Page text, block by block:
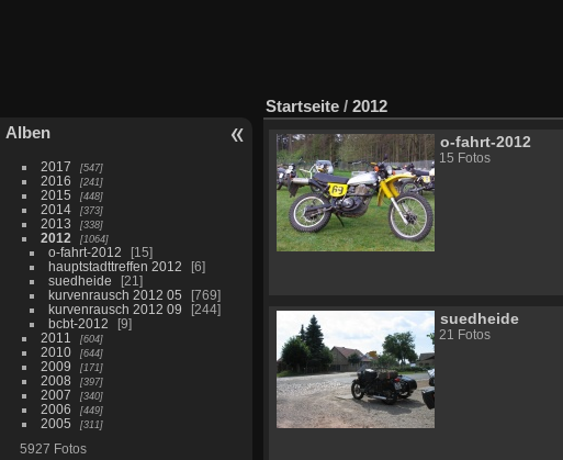
Alben
2017 547
2016 241
2015 448
2014 373
2013 338
2012 1064
o-fahrt-2012
15
hauptstadttreffen 2012
6
suedheide
21
kurvenrausch 2012 05
769
kurvenrausch 2012 09
244
bcbt-2012
9
2011
604
2010 644
2009 171
2008 397
2007 340
2006 449
2005 311
5927 Fotos
Startseite / 2012
o-fahrt-2012
15 Fotos
suedheide
21 Fotos